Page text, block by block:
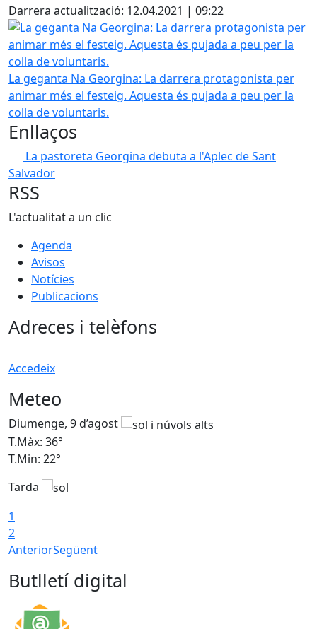
+
−
Darrera actualització: 12.04.2021 | 09:22
La geganta Na Georgina: La darrera protagonista per
La geganta Na Georgina: La darrera protagonista per
animar més el festeig. Aquesta és pujada a peu per la
colla de voluntaris.
Enllaços
La pastoreta Georgina debuta a l'Aplec de Sant
Salvador
RSS
L'actualitat a un clic
Agenda
Avisos
Notícies
Publicacions
Adreces i telèfons
Accedeix
Meteo
Diumenge, 9 d’agost
T.Màx: 36°
T.Min: 22°
Tarda
1
2
AnteriorSegüent
Butlletí digital